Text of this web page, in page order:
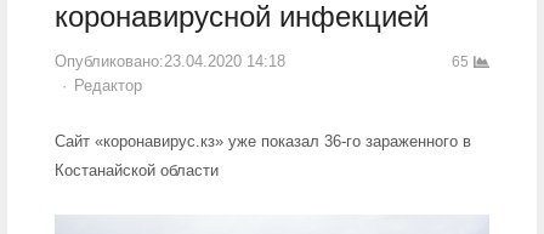
коронавирусной инфекцией
Опубликовано:23.04.2020 14:18
Author
Редактор
65
Сайт «коронавирус.кз» уже показал 36-го зараженного в
Костанайской области